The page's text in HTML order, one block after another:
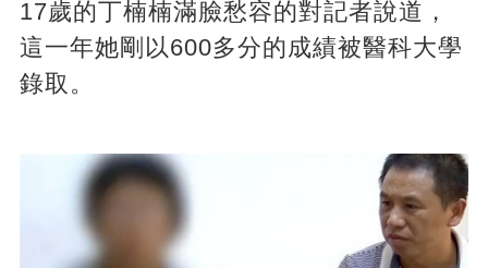
17歲的丁楠楠滿臉愁容的對記者說道，
這一年她剛以600多分的成績被醫科大學
錄取。